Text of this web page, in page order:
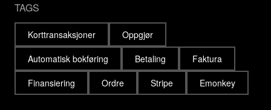
TAGS
Korttransaksjoner
Oppgjør
Automatisk bokføring
Betaling
Faktura
Finansiering
Ordre Stripe Emonkey